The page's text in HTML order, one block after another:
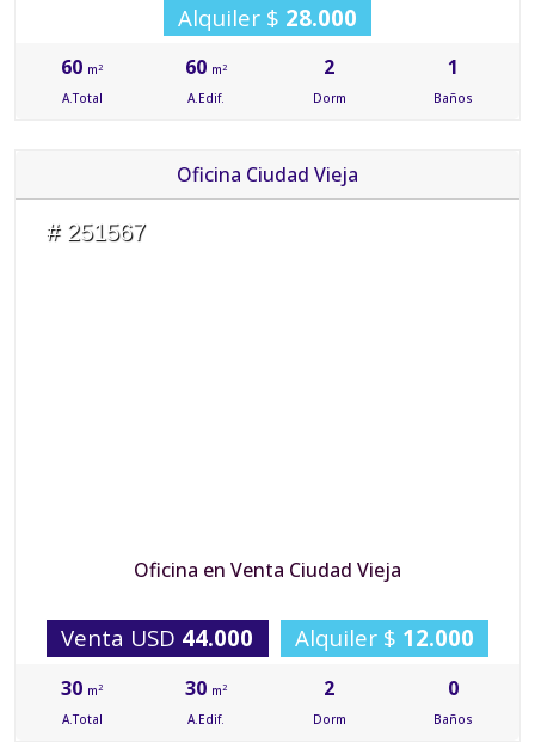
Alquiler $ 28.000
60 m2
A.Total
60 m2
A.Edif.
2
Dorm
1
Baños
Oficina Ciudad Vieja
# 251567
Oficina en Venta Ciudad Vieja
Venta USD 44.000 Alquiler $ 12.000
30 m2
A.Total
30 m2
A.Edif.
2
Dorm
0
Baños